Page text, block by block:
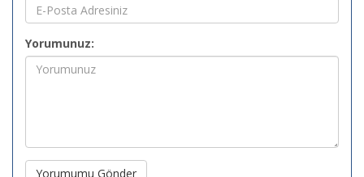
Yorumunuz:
Yorumumu Gönder